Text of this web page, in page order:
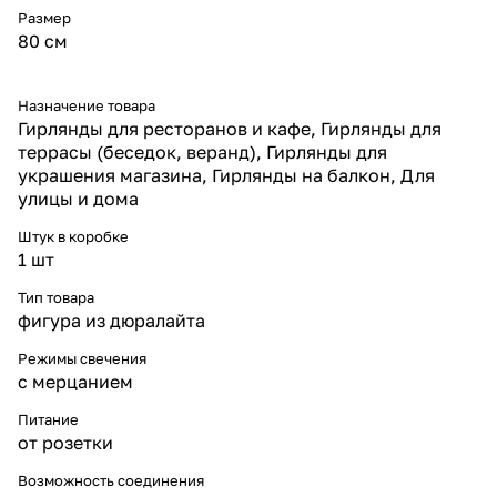
морозостойкость для уличного
применения.
снежинки в масштабные
композиции.
* Светодиоды с ресурсом до
30 000 часов,
энергосберегающая
технология.
Снежинка LED 80 см IP65
разработана для эксплуатации
климатических условиях. Она
устойчива к снегу, дождю и
сохраняя яркость свечения и
эффект мерцания даже при
сильных морозах. Прочная
конструкция гарантирует
безопасность и долговечность.
Конструкция и монтаж
Снежинка диаметром 80 см
Размер
80 см
Назначение товара
Гирлянды для ресторанов и кафе, Гирлянды для
террасы (беседок, веранд), Гирлянды для
украшения магазина, Гирлянды на балкон, Для
улицы и дома
Штук в коробке
1 шт
Тип товара
фигура из дюралайта
Режимы свечения
с мерцанием
Питание
от розетки
Возможность соединения